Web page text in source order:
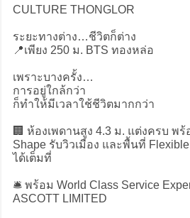
CULTURE THONGLOR
ระยะทางต่าง…ชีวิตก็ต่าง
📍เพียง 250 ม. BTS ทองหล่อ
เพราะบางครั้ง…
การอยู่ใกล้กว่า
ก็ทำให้มีเวลาใช้ชีวิตมากกว่า
🏢 ห้องเพดานสูง 4.3 ม. แต่งครบ พ
Shape รับวิวเมือง และพื้นที่
ได้เต็มที่
🛎️ พร้อม World Class Service
ASCOTT LIMITED